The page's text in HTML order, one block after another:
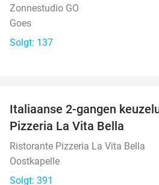
Zonnestudio GO
Goes
Solgt: 137
Italiaanse 2-gangen
Pizzeria La Vita Bella
Ristorante Pizzeria La Vita Bella
Oostkapelle
Solgt: 391